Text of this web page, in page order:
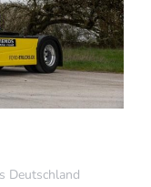
Deutschland